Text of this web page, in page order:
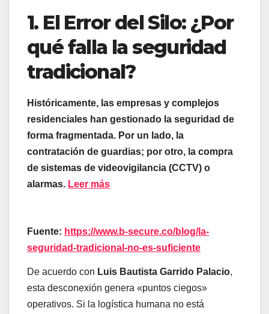
1. El Error del Silo: ¿Por
qué falla la seguridad
tradicional?
Históricamente, las empresas y complejos
residenciales han gestionado la seguridad de
forma fragmentada. Por un lado, la
contratación de guardias; por otro, la compra
de sistemas de videovigilancia (CCTV) o
alarmas. Leer más
Fuente: https://www.b-secure.co/blog/la-
seguridad-tradicional-no-es-suficiente
De acuerdo con Luis Bautista Garrido Palacio,
esta desconexión genera «puntos ciegos»
operativos. Si la logística humana no está